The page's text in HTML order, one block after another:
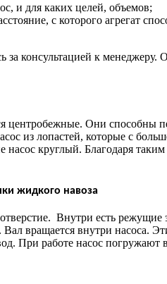
и для каких целей, объемов;
с которого агрегат
за консультацией к
Они способны
из лопастей, которые с
круглый. Благодаря
жидкого навоза
Внутри есть
вращается внутри насоса.
При работе насос погружают